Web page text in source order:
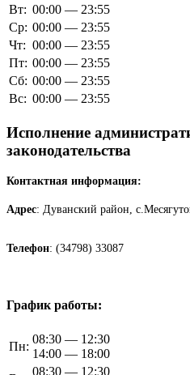
Вт: 00:00 — 23:55
Ср: 00:00 — 23:55
Чт: 00:00 — 23:55
Пт: 00:00 — 23:55
Сб: 00:00 — 23:55
Вс: 00:00 — 23:55
Исполнение
законодательства
Контактная информация:
Адрес: Дуванский район,
Телефон: (34798) 33087
График работы:
Пн:
08:30 — 12:30
14:00 — 18:00
08:30 — 12:30